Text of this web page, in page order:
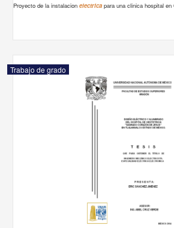
Proyecto de la instalacionelectrica para una clinica hospital en
Trabajo de grado